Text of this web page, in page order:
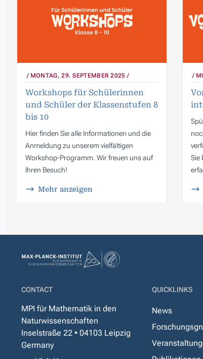
MONTAG, 29. SEPTEMBER 2025
Workshops für Schülerinnen
und Schüler der Klassenstufen 8
bis 10
Hier finden Sie alle Informationen und die
Anmeldung zu unserem vielfältigen
Workshop-Programm. Wir freuen uns auf
Ihren Besuch!
Mehr anzeigen
Sie
CONTACT
MPI für Mathematik in den
Naturwissenschaften
Inselstraße 22 • 04103 Leipzig
Germany
QUICKLINKS
News